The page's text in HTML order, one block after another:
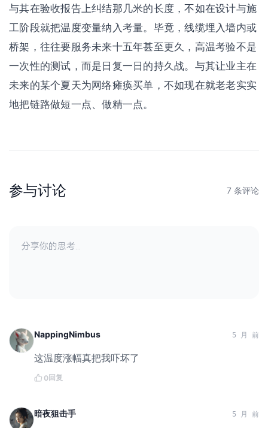
与其在验收报告上纠结那几米的长度，不如在设计与施
工阶段就把温度变量纳入考量。毕竟，线缆埋入墙内或
桥架，往往要服务未来十五年甚至更久，高温考验不是
一次性的测试，而是日复一日的持久战。与其让业主在
未来的某个夏天为网络瘫痪买单，不如现在就老老实实
地把链路做短一点、做精一点。
参与讨论 7 条评论
NappingNimbus 5 月 前
这温度涨幅真把我吓坏了
0回复
暗夜狙击手 5 月 前